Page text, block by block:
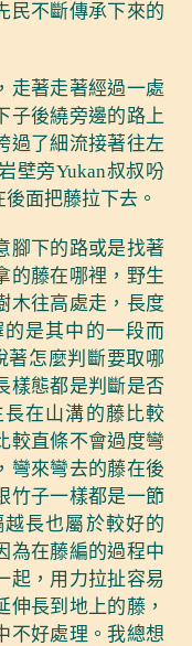
民不斷傳承下來的
走著走著經過一處
子後繞旁邊的路上
過了細流接著往左
壁旁Yukan叔叔吩
面把藤拉下去。
腳下的路或是找著
的藤在哪裡，野生
木往高處走，長度
是其中的一段而
著怎麼判斷要取哪
樣態都是判斷是否
在山溝的藤比較
較直條不會過度彎
彎來彎去的藤在後
竹子一樣都是一節
長也屬於較好的
為在藤編的過程中
起，用力拉扯容易
伸長到地上的藤，
不好處理。我總想